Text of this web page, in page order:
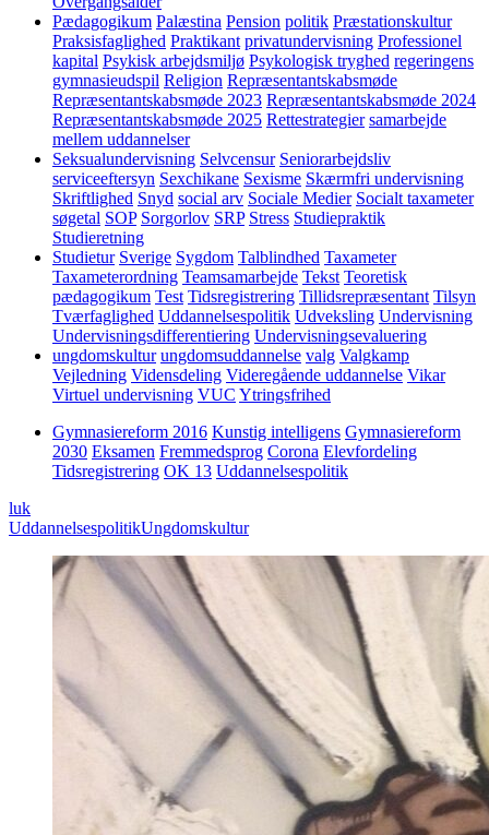
Pædagogikum Palæstina Pension politik Præstationskultur
Praksisfaglighed Praktikant privatundervisning Professionel
kapital Psykisk arbejdsmiljø Psykologisk tryghed regeringens
gymnasieudspil Religion Repræsentantskabsmøde
Repræsentantskabsmøde 2023 Repræsentantskabsmøde 2024
Repræsentantskabsmøde 2025 Rettestrategier samarbejde
mellem uddannelser
Seksualundervisning Selvcensur Seniorarbejdsliv
serviceeftersyn Sexchikane Sexisme Skærmfri undervisning
Skriftlighed Snyd social arv Sociale Medier Socialt taxameter
søgetal SOP Sorgorlov SRP Stress Studiepraktik
Studieretning
Studietur Sverige Sygdom Talblindhed Taxameter
Taxameterordning Teamsamarbejde Tekst Teoretisk
pædagogikum Test Tidsregistrering Tillidsrepræsentant Tilsyn
Tværfaglighed Uddannelsespolitik Udveksling Undervisning
Undervisningsdifferentiering Undervisningsevaluering
ungdomskultur ungdomsuddannelse valg Valgkamp
Vejledning Vidensdeling Videregående uddannelse Vikar
Virtuel undervisning VUC Ytringsfrihed
Gymnasiereform 2016 Kunstig intelligens Gymnasiereform
2030 Eksamen Fremmedsprog Corona Elevfordeling
Tidsregistrering OK 13 Uddannelsespolitik
luk
UddannelsespolitikUngdomskultur